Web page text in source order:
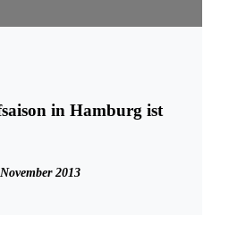
in Hamburg ist
2013